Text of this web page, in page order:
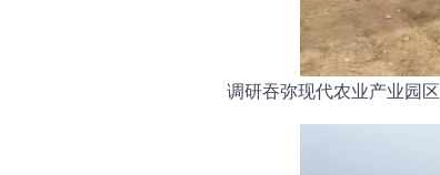
调研吞弥现代农业产业园区